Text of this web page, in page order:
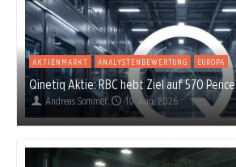
AKTIENMARKT ANALYSTENBEWERTUNG EUROPA
Qinetiq Aktie: RBC hebt Ziel auf 570 Pence
Andreas Sommer 10. Aug. 2026